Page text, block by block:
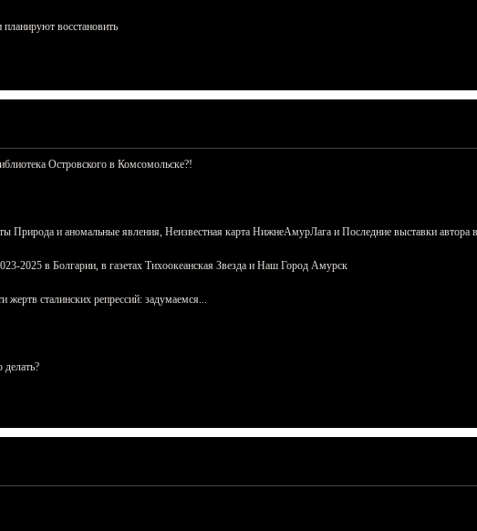
восстановить
Островского в Комсомольске?!
Природа и аномальные явления, Неизвестная карта НижнеАмурЛага и Последние выставки автора
2025 в Болгарии, в газетах Тихоокеанская Звезда и Наш Город Амурск
сталинских репрессий: задумаемся...